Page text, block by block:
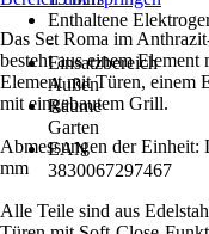
Enthaltene
-
Einsatzbereich
Außen
Räume
Garten
EAN
3830067297467
Das Set Roma im
besteht aus einem
Element mit Türen, einem
mit eingebautem Grill.
Abmessungen der
mm
Alle Teile sind aus